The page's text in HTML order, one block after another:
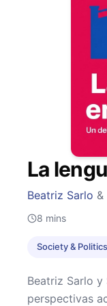
La
Beatriz Sarlo &
8 mins
Society & Politics
Beatriz Sarlo y
perspectivas